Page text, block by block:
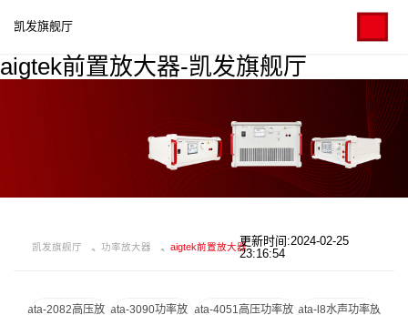
aigtek前置放大器-凯发旗舰厅
凯发旗舰厅
凯发旗舰厅 功率放大器 aigtek前置放大器更新时间:2024-02-25
23:16:54
ata-2082高压放 ata-3090功率放 ata-4051高压功率放 ata-l8水声功率放